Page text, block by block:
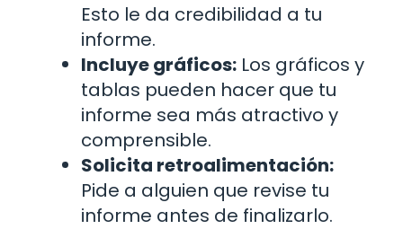
Esto le da credibilidad a tu
informe.
Incluye gráficos: Los gráficos y
tablas pueden hacer que tu
informe sea más atractivo y
comprensible.
Solicita retroalimentación:
Pide a alguien que revise tu
informe antes de finalizarlo.